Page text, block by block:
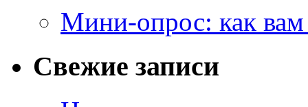
Мини-опрос: как вам
Свежие записи